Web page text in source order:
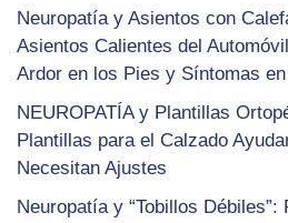
Neuropatía y Asientos con
Asientos Calientes del
Ardor en los Pies y Síntomas
NEUROPATÍA y Plantillas
Plantillas para el Calzado
Necesitan Ajustes
Neuropatía y “Tobillos Débiles”: